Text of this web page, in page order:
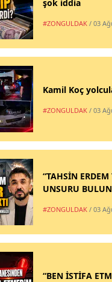
şok iddia
#ZONGULDAK / 03
Kamil Koç
#ZONGULDAK / 03
“TAHSİN
UNSURU
#ZONGULDAK / 03
“BEN İSTİFA